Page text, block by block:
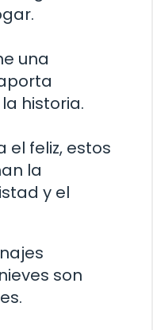
una
historia.
el feliz, estos
la
y el
son